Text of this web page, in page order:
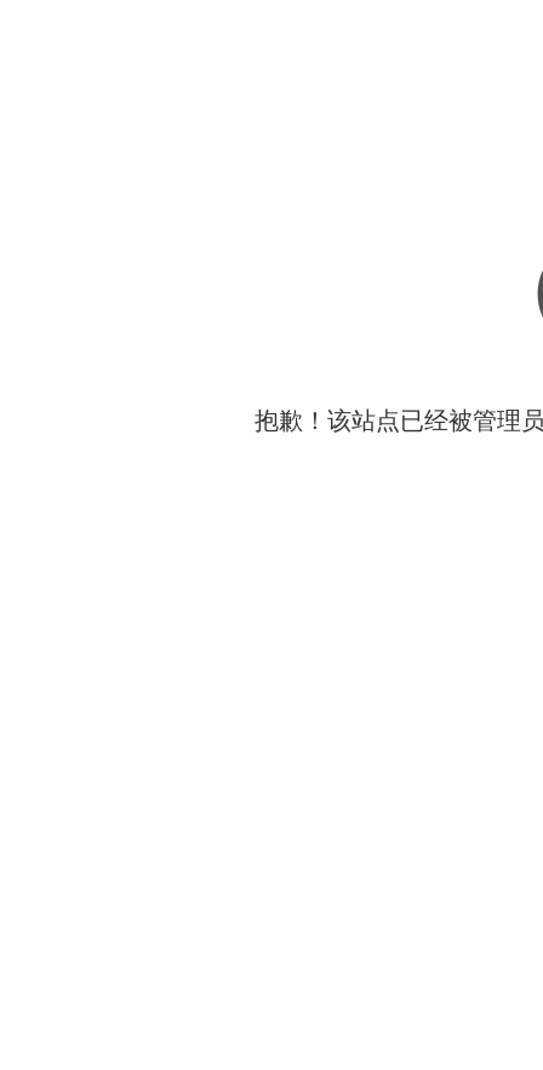
抱歉！该站点已经被管理